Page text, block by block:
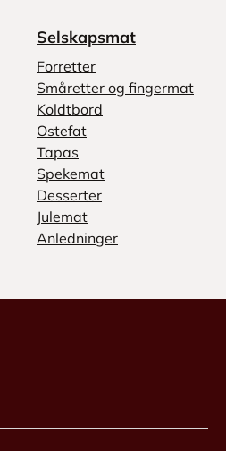
Selskapsmat
Forretter
Småretter og fingermat
Koldtbord
Ostefat
Tapas
Spekemat
Desserter
Julemat
Anledninger